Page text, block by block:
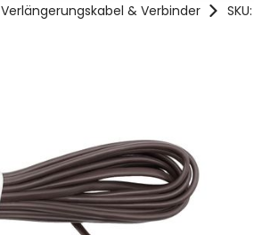
Verlängerungskabel & Verbinder